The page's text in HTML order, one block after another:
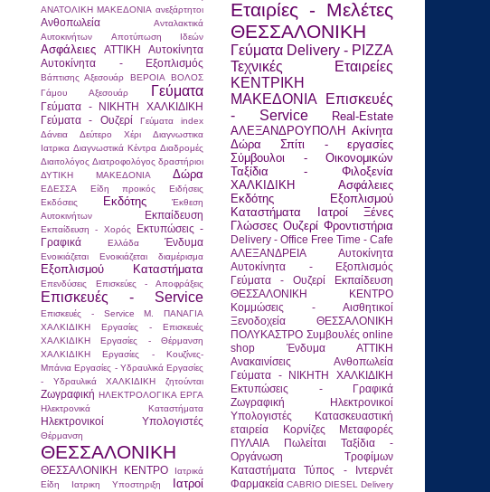
ΑΝΑΤΟΛΙΚΗ ΜΑΚΕΔΟΝΙΑ ανεξάρτητοι
Ανθοπωλεία
Ανταλακτικά
Αυτοκινήτων
Αποτύπωση Ιδεών
Ασφάλειες ΑΤΤΙΚΗ
Αυτοκίνητα
Αυτοκίνητα - Εξοπλισμός
Βάπτισης Αξεσουάρ ΒΕΡΟΙΑ
ΒΟΛΟΣ
Γάμου Αξεσουάρ
Γεύματα
Γεύματα - ΝΙΚΗΤΗ ΧΑΛΚΙΔΙΚΗ
Γεύματα - Ουζερί
Γεύματα index
Δάνεια
Δεύτερο Χέρι
Διαγνωστικα
Ιατρικα Διαγνωστικά Κέντρα Διαδρομές
Διαιτολόγος Διατροφολόγος δραστήριοι
ΔΥΤΙΚΗ ΜΑΚΕΔΟΝΙΑ
Δώρα
ΕΔΕΣΣΑ Είδη προικός
Ειδήσεις
Εκδόσεις
Εκδότης
Έκθεση
Αυτοκινήτων
Εκπαίδευση
Εκπαίδευση - Χορός
Εκτυπώσεις -
Γραφικά
Ελλάδα Ένδυμα
Ενοικιάζεται Ενοικιάζεται διαμέρισμα
Εξοπλισμού Καταστήματα
Επενδύσεις Επισκεύες - Αποφράξεις
Επισκευές - Service
Επισκευές - Service Μ. ΠΑΝΑΓΙΑ
ΧΑΛΚΙΔΙΚΗ
Εργασίες - Επισκευές
ΧΑΛΚΙΔΙΚΗ
Εργασίες - Θέρμανση
ΧΑΛΚΙΔΙΚΗ
Εργασίες - Κουζίνες-
Μπάνια Εργασίες - Υδραυλικά Εργασίες
- Υδραυλικά ΧΑΛΚΙΔΙΚΗ
ζητούνται
Ζωγραφική ΗΛΕΚΤΡΟΛΟΓΙΚΑ ΕΡΓΑ
Ηλεκτρονικά Καταστήματα
Ηλεκτρονικοί Υπολογιστές
Θέρμανση
ΘΕΣΣΑΛΟΝΙΚΗ
ΘΕΣΣΑΛΟΝΙΚΗ ΚΕΝΤΡΟ
Ιατρικά
Είδη
Ιατρικη Υποστηριξη Ιατροί
Εταιρίες - Μελέτες
ΘΕΣΣΑΛΟΝΙΚΗ
Γεύματα Delivery - PIZZA
Τεχνικές Εταιρείες
ΚΕΝΤΡΙΚΗ
ΜΑΚΕΔΟΝΙΑ
Επισκευές
- Service
Real-Estate
ΑΛΕΞΑΝΔΡΟΥΠΟΛΗ Ακίνητα
Δώρα
Σπίτι - εργασίες
Σύμβουλοι - Οικονομικών
Ταξίδια - Φιλοξενία
ΧΑΛΚΙΔΙΚΗ
Ασφάλειες
Εκδότης
Εξοπλισμού
Καταστήματα
Ιατροί
Ξένες
Γλώσσες Ουζερί Φροντιστήρια
Delivery - Office Free Time - Cafe
ΑΛΕΞΑΝΔΡΕΙΑ
Αυτοκίνητα
Αυτοκίνητα - Εξοπλισμός
Γεύματα - Ουζερί
Εκπαίδευση
ΘΕΣΣΑΛΟΝΙΚΗ ΚΕΝΤΡΟ
Κομμώσεις - Αισθητικοί
Ξενοδοχεία ΘΕΣΣΑΛΟΝΙΚΗ
ΠΟΛΥΚΑΣΤΡΟ Συμβουλές online
shop
Ένδυμα
ΑΤΤΙΚΗ
Ανακαινίσεις
Ανθοπωλεία
Γεύματα - ΝΙΚΗΤΗ ΧΑΛΚΙΔΙΚΗ
Εκτυπώσεις - Γραφικά
Ζωγραφική
Ηλεκτρονικοί
Υπολογιστές
Κατασκευαστική
εταιρεία
Κορνίζες
Μεταφορές
ΠΥΛΑΙΑ
Πωλείται
Ταξίδια -
Οργάνωση
Τροφίμων
Καταστήματα
Τύπος - Ιντερνέτ
Φαρμακεία CABRIO DIESEL
Delivery